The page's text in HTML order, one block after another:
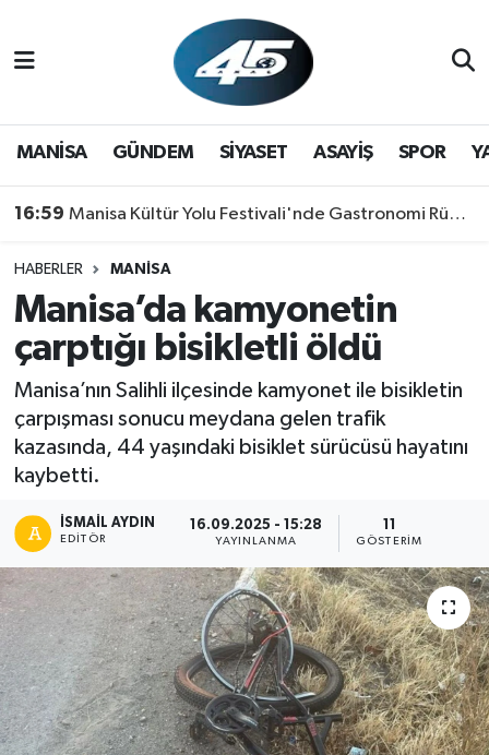
MANİSA GÜNDEM SİYASET ASAYİŞ SPOR
16:59 Manisa Kültür Yolu Festivali'nde Gastronomi Rüzgarı: Lezzetin Yıldızı "Manisa Kebabı" Oldu!
HABERLER MANİSA
Manisa’da kamyonetin
çarptığı bisikletli öldü
Manisa’nın Salihli ilçesinde kamyonet ile bisikletin
çarpışması sonucu meydana gelen trafik
kazasında, 44 yaşındaki bisiklet sürücüsü hayatını
kaybetti.
İSMAIL AYDIN
EDITÖR
16.09.2025 - 15:28
YAYINLANMA GÖSTERIM
GÜNDEM
SPOR
YAŞAM
RESMİ REKLAM
Hava Durumu
Trafik Durumu
Son Dakika Haberleri
Haber Arşivi